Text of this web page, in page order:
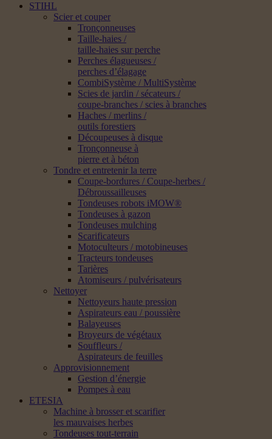
STIHL
Scier et couper
Tronçonneuses
Taille-haies /
taille-haies sur perche
Perches élagueuses /
perches d’élagage
CombiSystème / MultiSystème
Scies de jardin / sécateurs /
coupe-branches / scies à branches
Haches / merlins /
outils forestiers
Découpeuses à disque
Tronçonneuse à
pierre et à béton
Tondre et entretenir la terre
Coupe-bordures / Coupe-herbes /
Débroussailleuses
Tondeuses robots iMOW®
Tondeuses à gazon
Tondeuses mulching
Scarificateurs
Motoculteurs / motobineuses
Tracteurs tondeuses
Tarières
Atomiseurs / pulvérisateurs
Nettoyer
Nettoyeurs haute pression
Aspirateurs eau / poussière
Balayeuses
Broyeurs de végétaux
Souffleurs /
Aspirateurs de feuilles
Approvisionnement
Gestion d’énergie
Pompes à eau
ETESIA
Machine à brosser et scarifier
les mauvaises herbes
Tondeuses tout-terrain